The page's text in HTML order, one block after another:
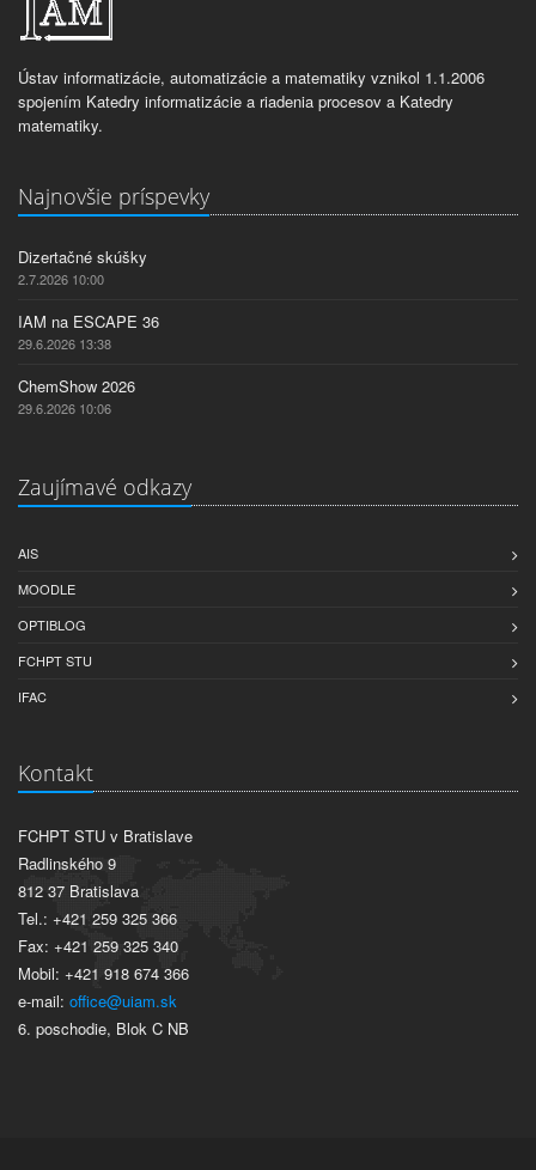
Ústav informatizácie, automatizácie a matematiky vznikol 1.1.2006
spojením Katedry informatizácie a riadenia procesov a Katedry
matematiky.
Najnovšie príspevky
Dizertačné skúšky
2.7.2026 10:00
IAM na ESCAPE 36
29.6.2026 13:38
ChemShow 2026
29.6.2026 10:06
Zaujímavé odkazy
AIS
MOODLE
OPTIBLOG
FCHPT STU
IFAC
Kontakt
FCHPT STU v Bratislave
Radlinského 9
812 37 Bratislava
Tel.: +421 259 325 366
Fax: +421 259 325 340
Mobil: +421 918 674 366
e-mail: office@uiam.sk
6. poschodie, Blok C NB